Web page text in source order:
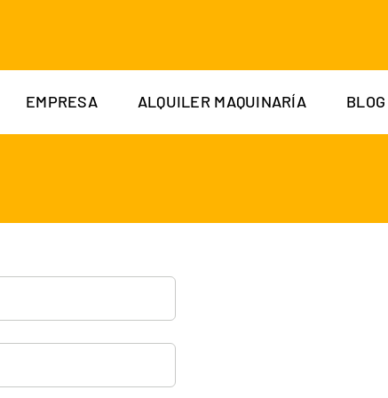
EMPRESA ALQUILER MAQUINARÍA BLOG